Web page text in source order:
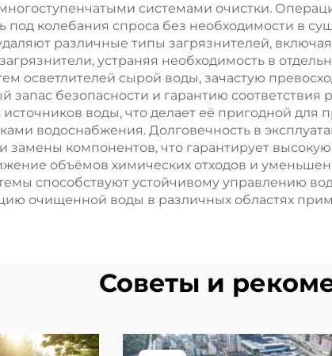
системами очистки.
колебания спроса без необходимости в
различные типы загрязнителей,
устраняя необходимость в
осветлителей сырой воды, зачастую
безопасности и гарантию соответствия
воды, что делает её пригодной
водоснабжения. Долговечность в
компонентов, что гарантирует
объёмов химических отходов и
способствуют устойчивому управлению
очищенной воды в различных областях
Советы и